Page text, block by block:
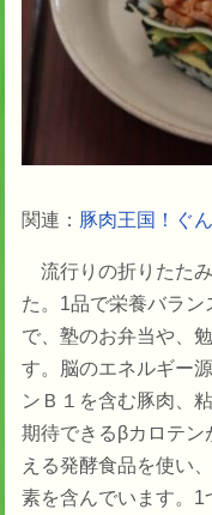
関連： 豚肉王国！ぐ
流行りの折りたた
た。1品で栄養バラ
で、塾のお弁当や、
す。脳のエネルギー
ンＢ１を含む豚肉、
期待できるβカロテ
える発酵食品を使い
素を含んでいます。1